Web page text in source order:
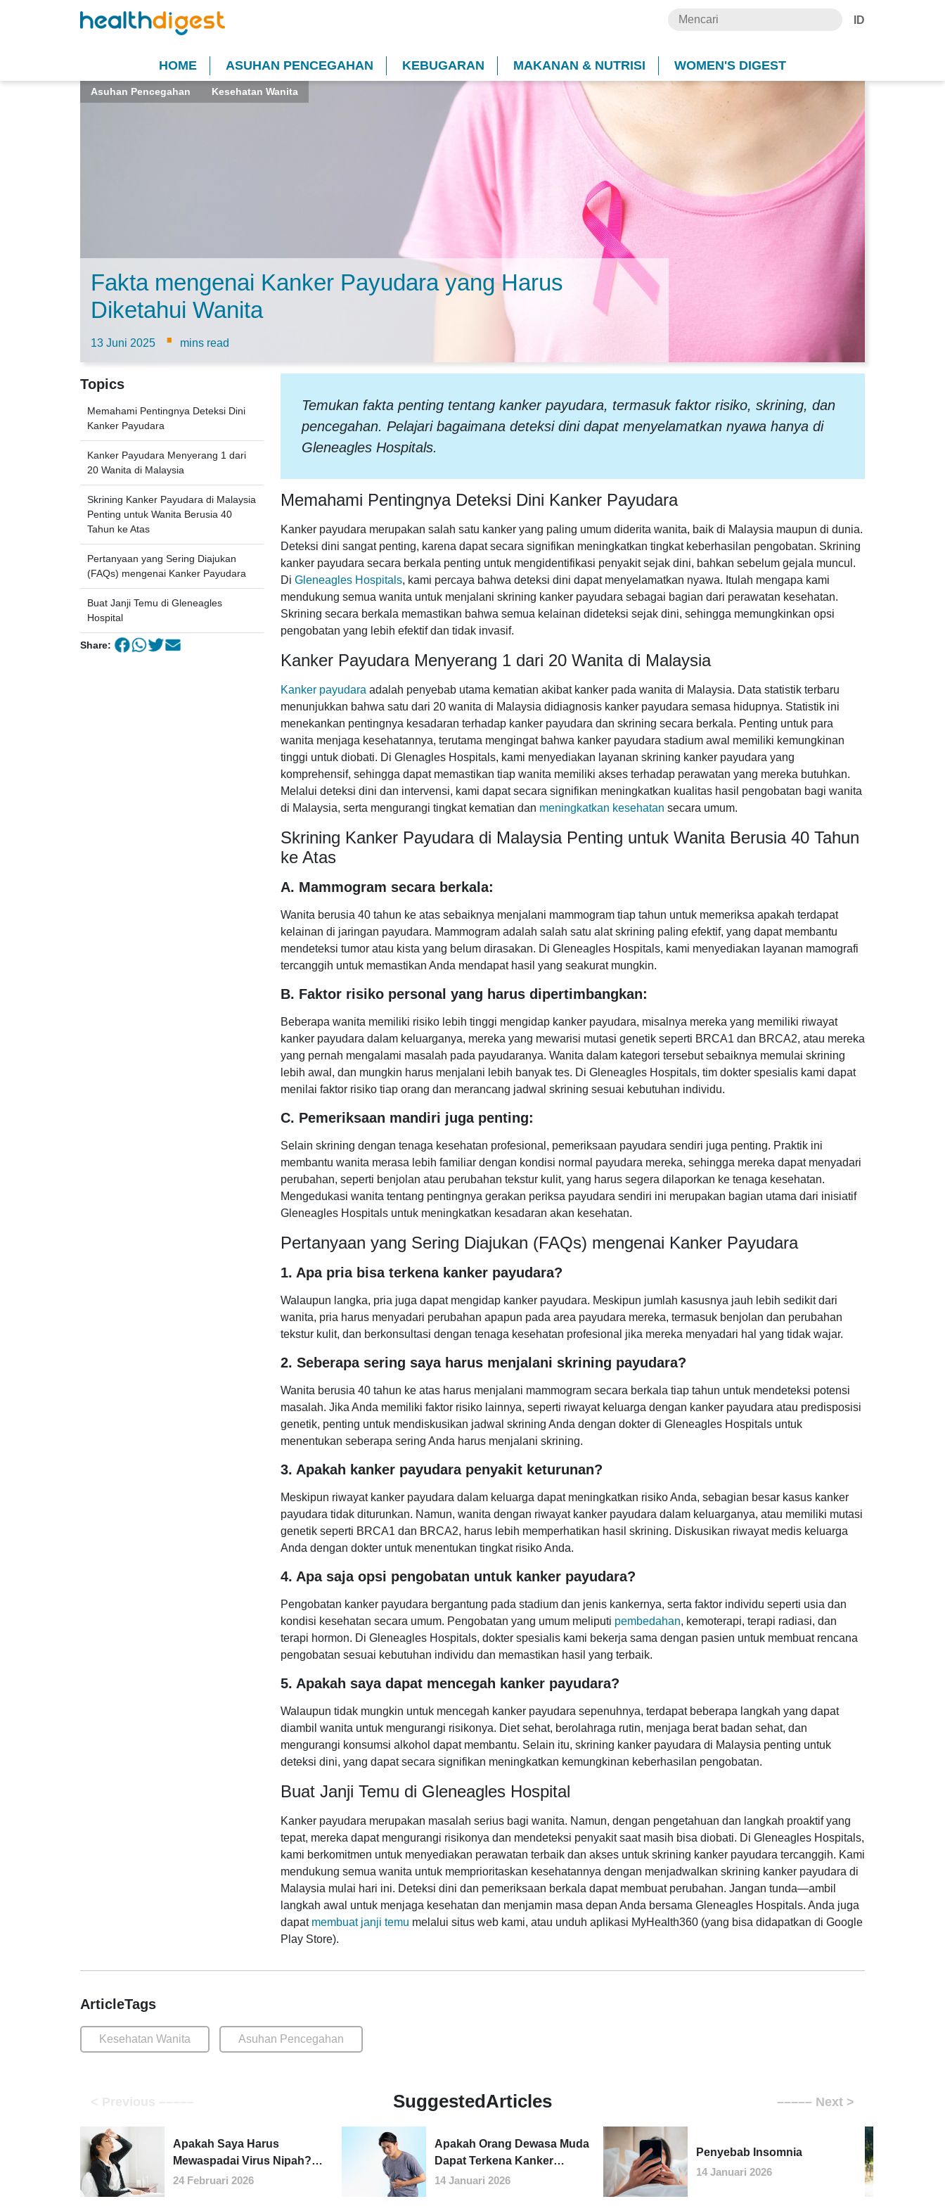
ID
HOME ASUHAN PENCEGAHAN KEBUGARAN MAKANAN & NUTRISI WOMEN'S DIGEST
Asuhan Pencegahan Kesehatan Wanita
Fakta mengenai Kanker Payudara yang Harus
Diketahui Wanita
13 Juni 2025 · mins read
Topics
Memahami Pentingnya Deteksi Dini
Kanker Payudara
Kanker Payudara Menyerang 1 dari
20 Wanita di Malaysia
Skrining Kanker Payudara di Malaysia
Penting untuk Wanita Berusia 40
Tahun ke Atas
Pertanyaan yang Sering Diajukan
(FAQs) mengenai Kanker Payudara
Buat Janji Temu di Gleneagles
Hospital
Share:
Temukan fakta penting tentang kanker payudara, termasuk faktor risiko, skrining, dan
pencegahan. Pelajari bagaimana deteksi dini dapat menyelamatkan nyawa hanya di
Gleneagles Hospitals.
Memahami Pentingnya Deteksi Dini Kanker Payudara
Kanker payudara merupakan salah satu kanker yang paling umum diderita wanita, baik di Malaysia maupun di dunia.
Deteksi dini sangat penting, karena dapat secara signifikan meningkatkan tingkat keberhasilan pengobatan. Skrining
kanker payudara secara berkala penting untuk mengidentifikasi penyakit sejak dini, bahkan sebelum gejala muncul.
Di Gleneagles Hospitals, kami percaya bahwa deteksi dini dapat menyelamatkan nyawa. Itulah mengapa kami
mendukung semua wanita untuk menjalani skrining kanker payudara sebagai bagian dari perawatan kesehatan.
Skrining secara berkala memastikan bahwa semua kelainan dideteksi sejak dini, sehingga memungkinkan opsi
pengobatan yang lebih efektif dan tidak invasif.
Kanker Payudara Menyerang 1 dari 20 Wanita di Malaysia
Kanker payudara adalah penyebab utama kematian akibat kanker pada wanita di Malaysia. Data statistik terbaru
menunjukkan bahwa satu dari 20 wanita di Malaysia didiagnosis kanker payudara semasa hidupnya. Statistik ini
menekankan pentingnya kesadaran terhadap kanker payudara dan skrining secara berkala. Penting untuk para
wanita menjaga kesehatannya, terutama mengingat bahwa kanker payudara stadium awal memiliki kemungkinan
tinggi untuk diobati. Di Glenagles Hospitals, kami menyediakan layanan skrining kanker payudara yang
komprehensif, sehingga dapat memastikan tiap wanita memiliki akses terhadap perawatan yang mereka butuhkan.
Melalui deteksi dini dan intervensi, kami dapat secara signifikan meningkatkan kualitas hasil pengobatan bagi wanita
di Malaysia, serta mengurangi tingkat kematian dan meningkatkan kesehatan secara umum.
Skrining Kanker Payudara di Malaysia Penting untuk Wanita Berusia 40 Tahun
ke Atas
A. Mammogram secara berkala:
Wanita berusia 40 tahun ke atas sebaiknya menjalani mammogram tiap tahun untuk memeriksa apakah terdapat
kelainan di jaringan payudara. Mammogram adalah salah satu alat skrining paling efektif, yang dapat membantu
mendeteksi tumor atau kista yang belum dirasakan. Di Gleneagles Hospitals, kami menyediakan layanan mamografi
tercanggih untuk memastikan Anda mendapat hasil yang seakurat mungkin.
B. Faktor risiko personal yang harus dipertimbangkan:
Beberapa wanita memiliki risiko lebih tinggi mengidap kanker payudara, misalnya mereka yang memiliki riwayat
kanker payudara dalam keluarganya, mereka yang mewarisi mutasi genetik seperti BRCA1 dan BRCA2, atau mereka
yang pernah mengalami masalah pada payudaranya. Wanita dalam kategori tersebut sebaiknya memulai skrining
lebih awal, dan mungkin harus menjalani lebih banyak tes. Di Gleneagles Hospitals, tim dokter spesialis kami dapat
menilai faktor risiko tiap orang dan merancang jadwal skrining sesuai kebutuhan individu.
C. Pemeriksaan mandiri juga penting:
Selain skrining dengan tenaga kesehatan profesional, pemeriksaan payudara sendiri juga penting. Praktik ini
membantu wanita merasa lebih familiar dengan kondisi normal payudara mereka, sehingga mereka dapat menyadari
perubahan, seperti benjolan atau perubahan tekstur kulit, yang harus segera dilaporkan ke tenaga kesehatan.
Mengedukasi wanita tentang pentingnya gerakan periksa payudara sendiri ini merupakan bagian utama dari inisiatif
Gleneagles Hospitals untuk meningkatkan kesadaran akan kesehatan.
Pertanyaan yang Sering Diajukan (FAQs) mengenai Kanker Payudara
1. Apa pria bisa terkena kanker payudara?
Walaupun langka, pria juga dapat mengidap kanker payudara. Meskipun jumlah kasusnya jauh lebih sedikit dari
wanita, pria harus menyadari perubahan apapun pada area payudara mereka, termasuk benjolan dan perubahan
tekstur kulit, dan berkonsultasi dengan tenaga kesehatan profesional jika mereka menyadari hal yang tidak wajar.
2. Seberapa sering saya harus menjalani skrining payudara?
Wanita berusia 40 tahun ke atas harus menjalani mammogram secara berkala tiap tahun untuk mendeteksi potensi
masalah. Jika Anda memiliki faktor risiko lainnya, seperti riwayat keluarga dengan kanker payudara atau predisposisi
genetik, penting untuk mendiskusikan jadwal skrining Anda dengan dokter di Gleneagles Hospitals untuk
menentukan seberapa sering Anda harus menjalani skrining.
3. Apakah kanker payudara penyakit keturunan?
Meskipun riwayat kanker payudara dalam keluarga dapat meningkatkan risiko Anda, sebagian besar kasus kanker
payudara tidak diturunkan. Namun, wanita dengan riwayat kanker payudara dalam keluarganya, atau memiliki mutasi
genetik seperti BRCA1 dan BRCA2, harus lebih memperhatikan hasil skrining. Diskusikan riwayat medis keluarga
Anda dengan dokter untuk menentukan tingkat risiko Anda.
4. Apa saja opsi pengobatan untuk kanker payudara?
Pengobatan kanker payudara bergantung pada stadium dan jenis kankernya, serta faktor individu seperti usia dan
kondisi kesehatan secara umum. Pengobatan yang umum meliputi pembedahan, kemoterapi, terapi radiasi, dan
terapi hormon. Di Gleneagles Hospitals, dokter spesialis kami bekerja sama dengan pasien untuk membuat rencana
pengobatan sesuai kebutuhan individu dan memastikan hasil yang terbaik.
5. Apakah saya dapat mencegah kanker payudara?
Walaupun tidak mungkin untuk mencegah kanker payudara sepenuhnya, terdapat beberapa langkah yang dapat
diambil wanita untuk mengurangi risikonya. Diet sehat, berolahraga rutin, menjaga berat badan sehat, dan
mengurangi konsumsi alkohol dapat membantu. Selain itu, skrining kanker payudara di Malaysia penting untuk
deteksi dini, yang dapat secara signifikan meningkatkan kemungkinan keberhasilan pengobatan.
Buat Janji Temu di Gleneagles Hospital
Kanker payudara merupakan masalah serius bagi wanita. Namun, dengan pengetahuan dan langkah proaktif yang
tepat, mereka dapat mengurangi risikonya dan mendeteksi penyakit saat masih bisa diobati. Di Gleneagles Hospitals,
kami berkomitmen untuk menyediakan perawatan terbaik dan akses untuk skrining kanker payudara tercanggih. Kami
mendukung semua wanita untuk memprioritaskan kesehatannya dengan menjadwalkan skrining kanker payudara di
Malaysia mulai hari ini. Deteksi dini dan pemeriksaan berkala dapat membuat perubahan. Jangan tunda—ambil
langkah awal untuk menjaga kesehatan dan menjamin masa depan Anda bersama Gleneagles Hospitals. Anda juga
dapat membuat janji temu melalui situs web kami, atau unduh aplikasi MyHealth360 (yang bisa didapatkan di Google
Play Store).
ArticleTags
Kesehatan Wanita Asuhan Pencegahan
SuggestedArticles
Apakah Saya Harus
Mewaspadai Virus Nipah?
Fakta yang Perlu Anda Ketahui
24 Februari 2026
Apakah Orang Dewasa Muda
Dapat Terkena Kanker
Kolorektal?
14 Januari 2026
Penyebab Insomnia
14 Januari 2026